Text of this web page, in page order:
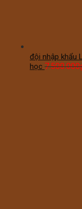
đội nhập khẩu
học 7.500.000